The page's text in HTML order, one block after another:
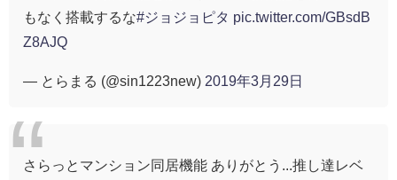
もなく搭載するな#ジョジョピタ pic.twitter.com/GBsdB
Z8AJQ
— とらまる (@sin1223new) 2019年3月29日
さらっとマンション同居機能 ありがとう...推し達レベ